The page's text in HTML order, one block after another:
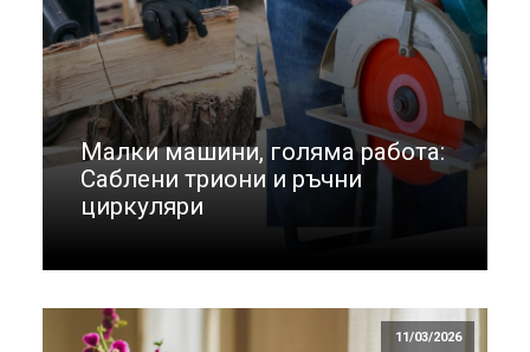
Малки машини, голяма работа:
Саблени триони и ръчни
циркуляри
11/03/2026